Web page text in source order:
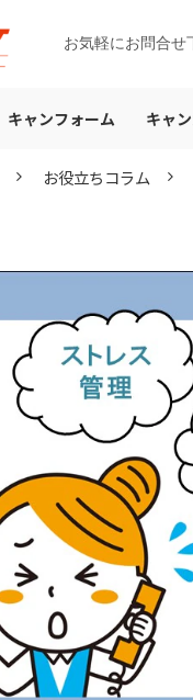
お気軽にお問合せ
キャンフォーム キャ
お役立ちコラム